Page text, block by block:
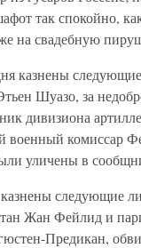
так спокойно,
на свадебную
казнены
Шуазо, за
дивизиона
военный комиссар
уличены в
следующие
Жан Фейлид и
Предикан,